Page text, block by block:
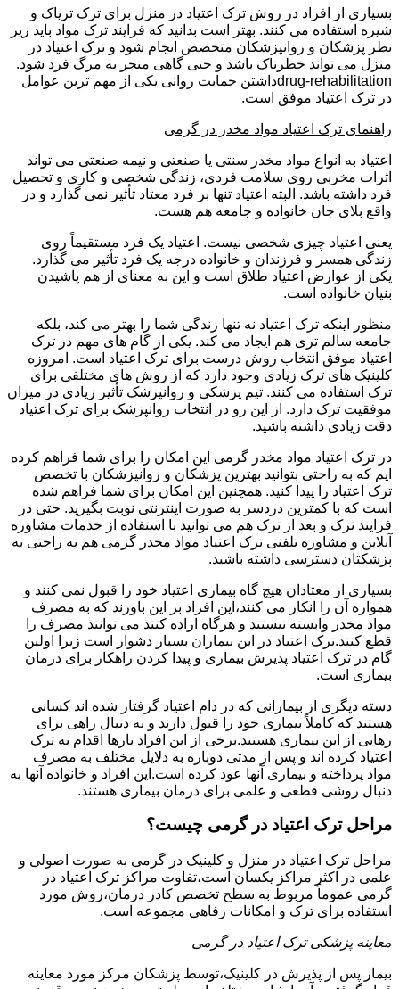
بسیاری از افراد در روش ترک اعتیاد در منزل برای ترک تریاک و
شیره استفاده می کنند. بهتر است بدانید که فرایند ترک مواد باید زیر
نظر پزشکان و روانپزشکان متخصص انجام شود و ترک اعتیاد در
منزل می تواند خطرناک باشد و حتی گاهی منجر به مرگ فرد شود.
drug-rehabilitationداشتن حمایت روانی یکی از مهم ترین عوامل
در ترک اعتیاد موفق است.
راهنمای ترک اعتیاد مواد مخدر در گرمی
اعتیاد به انواع مواد مخدر سنتی یا صنعتی و نیمه صنعتی می تواند
اثرات مخربی روی سلامت فردی، زندگی شخصی و کاری و تحصیل
فرد داشته باشد. البته اعتیاد تنها بر فرد معتاد تأثیر نمی گذارد و در
واقع بلای جان خانواده و جامعه هم هست.
یعنی اعتیاد چیزی شخصی نیست. اعتیاد یک فرد مستقیماً روی
زندگی همسر و فرزندان و خانواده درجه یک فرد تأثیر می گذارد.
یکی از عوارض اعتیاد طلاق است و این به معنای از هم پاشیدن
بنیان خانواده است.
منظور اینکه ترک اعتیاد نه تنها زندگی شما را بهتر می کند، بلکه
جامعه سالم تری هم ایجاد می کند. یکی از گام های مهم در ترک
اعتیاد موفق انتخاب روش درست برای ترک اعتیاد است. امروزه
کلینیک های ترک زیادی وجود دارد که از روش های مختلفی برای
ترک استفاده می کنند. تیم پزشکی و روانپزشک تأثیر زیادی در میزان
موفقیت ترک دارد. از این رو در انتخاب روانپزشک برای ترک اعتیاد
دقت زیادی داشته باشید.
در ترک اعتیاد مواد مخدر گرمی این امکان را برای شما فراهم کرده
ایم که به راحتی بتوانید بهترین پزشکان و روانپزشکان با تخصص
ترک اعتیاد را پیدا کنید. همچنین این امکان برای شما فراهم شده
است که با کمترین دردسر به صورت اینترنتی نوبت بگیرید. حتی در
فرایند ترک و بعد از ترک هم می توانید با استفاده از خدمات مشاوره
آنلاین و مشاوره تلفنی ترک اعتیاد مواد مخدر گرمی هم به راحتی به
پزشکتان دسترسی داشته باشید.
بسیاری از معتادان هیچ گاه بیماری اعتیاد خود را قبول نمی کنند و
همواره آن را انکار می کنند،این افراد بر این باورند که به مصرف
مواد مخدر وابسته نیستند و هرگاه اراده کنند می توانند مصرف را
قطع کنند.ترک اعتیاد در این بیماران بسیار دشوار است زیرا اولین
گام در ترک اعتیاد پذیرش بیماری و پیدا کردن راهکار برای درمان
بیماری است.
دسته دیگری از بیمارانی که در دام اعتیاد گرفتار شده اند کسانی
هستند که کاملاً بیماری خود را قبول دارند و به دنبال راهی برای
رهایی از این بیماری هستند.برخی از این افراد بارها اقدام به ترک
اعتیاد کرده اند و پس از مدتی دوباره به دلایل مختلف به مصرف
مواد پرداخته و بیماری آنها عود کرده است.این افراد و خانواده آنها به
دنبال روشی قطعی و علمی برای درمان بیماری هستند.
مراحل ترک اعتیاد در گرمی چیست؟
مراحل ترک اعتیاد در منزل و کلینیک در گرمی به صورت اصولی و
علمی در اکثر مراکز یکسان است،تفاوت مراکز ترک اعتیاد در
گرمی عموماً مربوط به سطح تخصص کادر درمان،روش مورد
استفاده برای ترک و امکانات رفاهی مجموعه است.
معاینه پزشکی ترک اعتیاد در گرمی
بیمار پس از پذیرش در کلینیک،توسط پزشکان مرکز مورد معاینه